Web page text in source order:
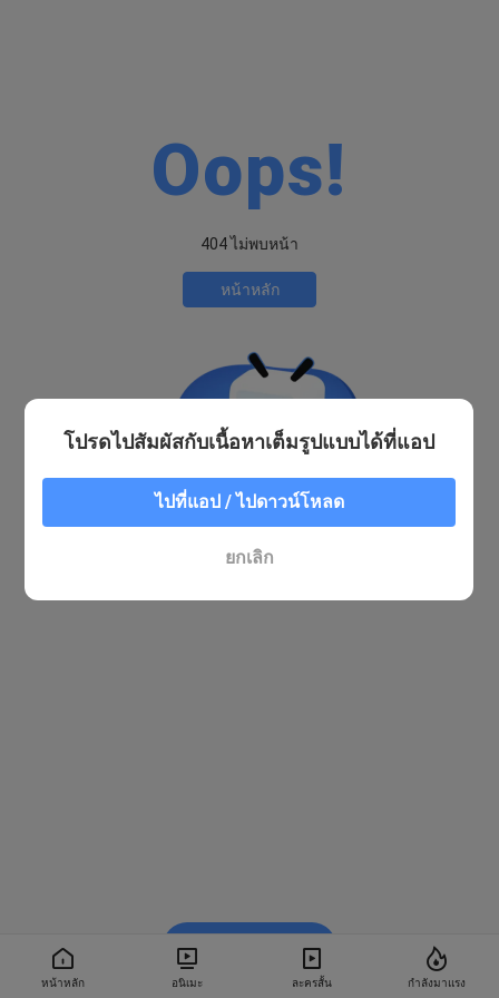
หน้าหลัก อนิเมะ ละครสั้น กำลังมาแรง
Oops!
404 ไม่พบหน้า
หน้าหลัก
รับชมใน BiliBili
โปรดไปสัมผัสกับเนื้อหาเต็มรูปแบบได้ที่แอป
ไปที่แอป / ไปดาวน์โหลด
ยกเลิก